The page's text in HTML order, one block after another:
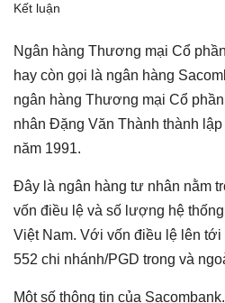
Kết luận
Ngân hàng Thương mại Cổ
hay còn gọi là ngân hàng
ngân hàng Thương mại Cổ
nhân Đặng Văn Thành thành
năm 1991.
Đây là ngân hàng tư nhân nằm
vốn điều lệ và số lượng hệ
Việt Nam. Với vốn điều lệ lên
552 chi nhánh/PGD trong và
Một số thông tin của Sacombank.